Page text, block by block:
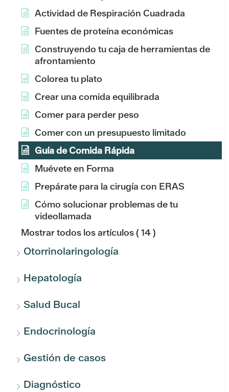
Actividad de Respiración Cuadrada
Fuentes de proteína económicas
Construyendo tu caja de herramientas de
afrontamiento
Colorea tu plato
Crear una comida equilibrada
Comer para perder peso
Comer con un presupuesto limitado
Guía de Comida Rápida
Muévete en Forma
Prepárate para la cirugía con ERAS
Cómo solucionar problemas de tu
videollamada
Mostrar todos los artículos( 14 )
Otorrinolaringología
Hepatología
Salud Bucal
Endocrinología
Gestión de casos
Diagnóstico